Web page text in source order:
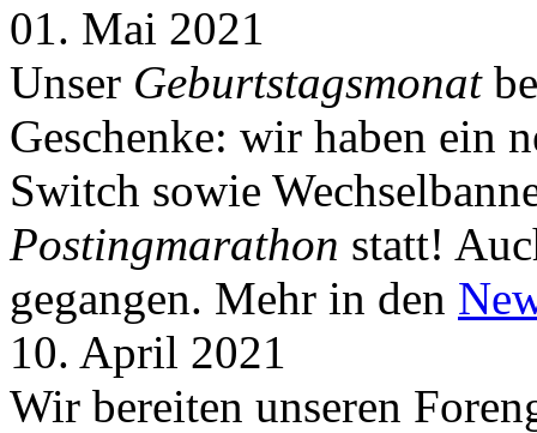
01. Mai 2021
Unser Geburtstagsmonat
Geschenke: wir haben ein
Switch sowie
Postingmarathon statt!
gegangen. Mehr in den
10. April 2021
Wir bereiten unseren